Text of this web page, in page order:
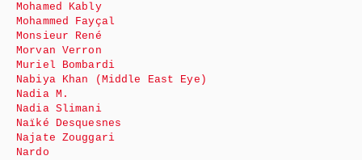
Mohamed Kably
Mohammed Fayçal
Monsieur René
Morvan Verron
Muriel Bombardi
Nabiya Khan (Middle East Eye)
Nadia M.
Nadia Slimani
Naïké Desquesnes
Najate Zouggari
Nardo